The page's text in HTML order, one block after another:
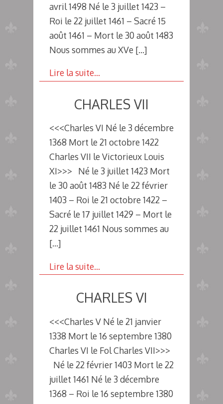
avril 1498 Né le 3 juillet 1423 –
Roi le 22 juillet 1461 – Sacré 15
août 1461 – Mort le 30 août 1483
Nous sommes au XVe […]
Lire la suite…
CHARLES VII
<<<Charles VI Né le 3 décembre
1368 Mort le 21 octobre 1422
Charles VII le Victorieux Louis
XI>>> Né le 3 juillet 1423 Mort
le 30 août 1483 Né le 22 février
1403 – Roi le 21 octobre 1422 –
Sacré le 17 juillet 1429 – Mort le
22 juillet 1461 Nous sommes au
[…]
Lire la suite…
CHARLES VI
<<<Charles V Né le 21 janvier
1338 Mort le 16 septembre 1380
Charles VI le Fol Charles VII>>>
Né le 22 février 1403 Mort le 22
juillet 1461 Né le 3 décembre
1368 – Roi le 16 septembre 1380